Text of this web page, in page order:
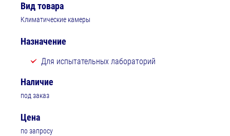
Вид товара
Климатические камеры
Назначение
Для испытательных лабораторий
Наличие
под заказ
Цена
по запросу